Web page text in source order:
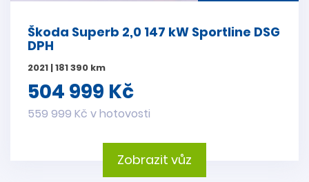
Škoda Superb 2,0 147 kW Sportline DSG
DPH
2021 | 181 390 km
504 999 Kč
559 999 Kč v hotovosti
Zobrazit vůz